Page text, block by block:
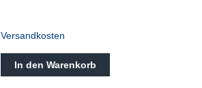
Versandkosten
In den Warenkorb